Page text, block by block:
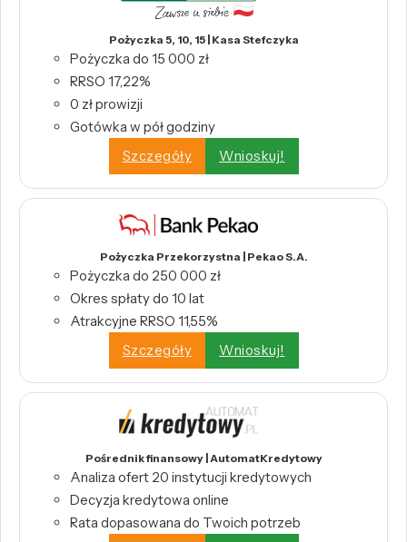
Pożyczka 5, 10, 15 | Kasa Stefczyka
Pożyczka do 15 000 zł
RRSO 17,22%
0 zł prowizji
Gotówka w pół godziny
Szczegóły
Wnioskuj!
Pożyczka Przekorzystna | Pekao S.A.
Pożyczka do 250 000 zł
Okres spłaty do 10 lat
Atrakcyjne RRSO 11,55%
Szczegóły
Wnioskuj!
Pośrednik finansowy | AutomatKredytowy
Analiza ofert 20 instytucji kredytowych
Decyzja kredytowa online
Rata dopasowana do Twoich potrzeb